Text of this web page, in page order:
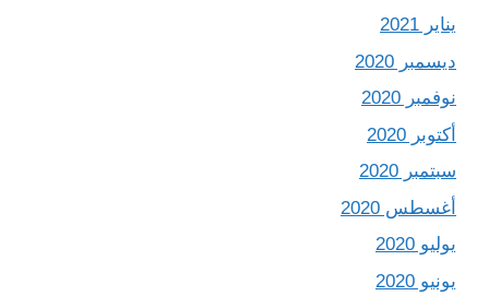
يناير 2021
ديسمبر 2020
نوفمبر 2020
أكتوبر 2020
سبتمبر 2020
أغسطس 2020
يوليو 2020
يونيو 2020